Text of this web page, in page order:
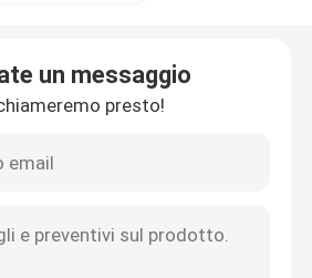
un messaggio
presto!